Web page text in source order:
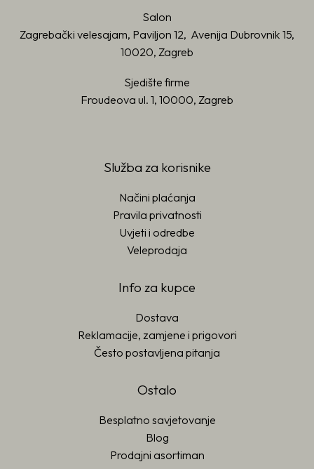
Salon
Zagrebački velesajam, Paviljon 12, Avenija Dubrovnik 15,
10020, Zagreb
Sjedište firme
Froudeova ul. 1, 10000, Zagreb
Služba za korisnike
Načini plaćanja
Pravila privatnosti
Uvjeti i odredbe
Veleprodaja
Info za kupce
Dostava
Reklamacije, zamjene i prigovori
Često postavljena pitanja
Ostalo
Besplatno savjetovanje
Blog
Prodajni asortiman